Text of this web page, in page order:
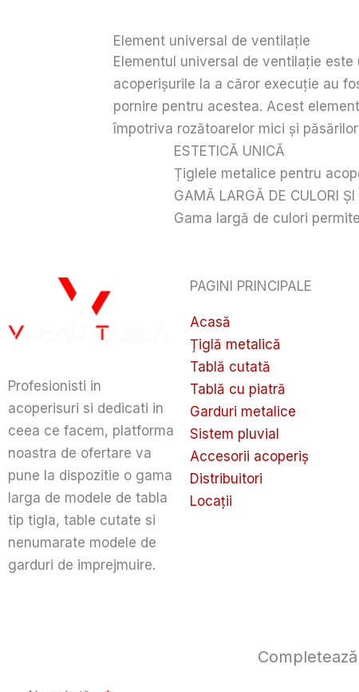
Element universal de ventilație
Elementul universal de ventilație
acoperișurile la a căror execuție au
pornire pentru acestea. Acest
împotriva rozătoarelor mici și
ESTETICĂ UNICĂ
Țiglele metalice pentru
GAMĂ LARGĂ DE CULORI ȘI
Gama largă de culori
Profesionisti in
acoperisuri si dedicati in
ceea ce facem, platforma
noastra de ofertare va
pune la dispozitie o gama
larga de modele de tabla
tip tigla, table cutate si
nenumarate modele de
garduri de imprejmuire.
PAGINI PRINCIPALE
Acasă
Țiglă metalică
Tablă cutată
Tablă cu piatră
Garduri metalice
Sistem pluvial
Accesorii acoperiș
Distribuitori
Locații